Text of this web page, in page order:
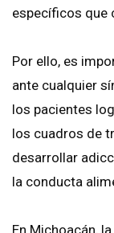
específicos que
Por ello, es
ante cualquier
los pacientes
los cuadros de
desarrollar
la conducta
En Michoacán,